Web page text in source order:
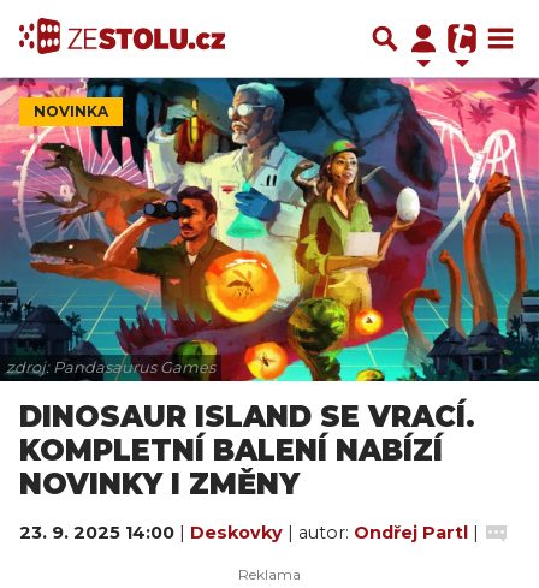
NOVINKA
zdroj: Pandasaurus Games
DINOSAUR ISLAND SE VRACÍ.
KOMPLETNÍ BALENÍ NABÍZÍ
NOVINKY I ZMĚNY
23. 9. 2025 14:00 | Deskovky | autor: Ondřej Partl |